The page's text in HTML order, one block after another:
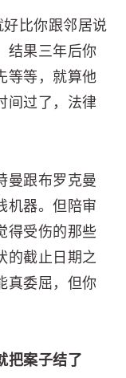
好比你跟邻居说
结果三年后你
等等，就算他
间过了，法律
曼跟布罗克曼
机器。但陪审
得受伤的那些
的截止日期之
真委屈，但你
把案子结了